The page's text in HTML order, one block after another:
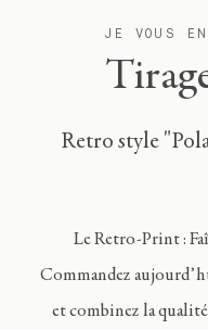
JE VOUS
Retro style
Le Retro-Print :
Commandez
et combinez la